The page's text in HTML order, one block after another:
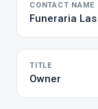
CONTACT NAME
Funeraria
TITLE
Owner